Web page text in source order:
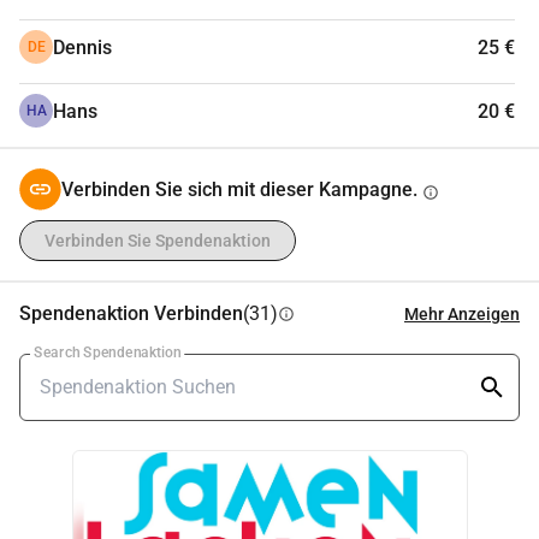
DE Dennis 25 €
HA Hans 20 €
Verbinden Sie sich mit dieser Kampagne. info
Verbinden Sie Spendenaktion
Spendenaktion Verbinden(31)info Mehr Anzeigen
Search Spendenaktion